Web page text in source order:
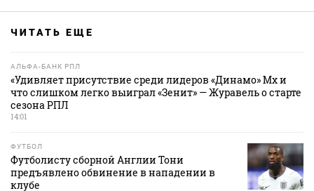
ЧИТАТЬ ЕЩЕ
АЛЬФА-БАНК РПЛ
«Удивляет присутствие среди лидеров «Динамо» Мх и
что слишком легко выиграл «Зенит» — Журавель о старте
сезона РПЛ
14:01
ФУТБОЛ
Футболисту сборной Англии Тони
предъявлено обвинение в нападении в
клубе